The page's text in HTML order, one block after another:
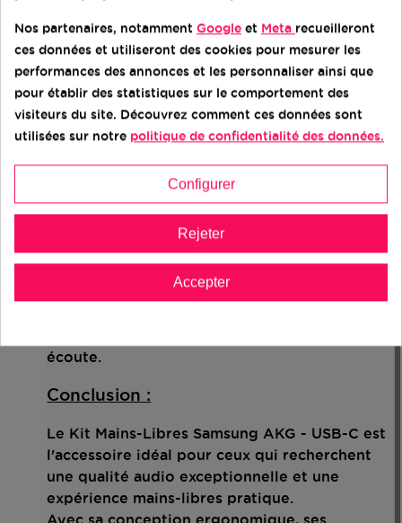
Réduction du Bruit Ambiant :
La technologie de réduction du bruit ambiant
garantit des appels clairs même dans des
environnements bruyants. Vos conversations
de communiquer efficacement où que vous
Compatibilité Universelle :
compatible avec tous les appareils dotés d'un
écoute.
Conclusion :
Le Kit Mains-Libres Samsung AKG - USB-C est
l'accessoire idéal pour ceux qui recherchent
une qualité audio exceptionnelle et une
expérience mains-libres pratique.
Avec sa conception ergonomique, ses
Nos partenaires, notamment Google et Meta recueilleront
ces données et utiliseront des cookies pour mesurer les
performances des annonces et les personnaliser ainsi que
pour établir des statistiques sur le comportement des
visiteurs du site. Découvrez comment ces données sont
utilisées sur notre politique de confidentialité des données.
Configurer
Rejeter
Accepter